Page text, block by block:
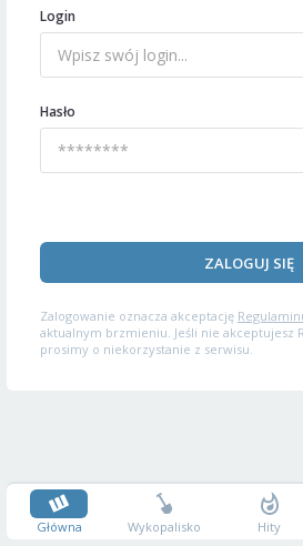
Login
Hasło
ZALOGUJ SIĘ
Zalogowanie oznacza akceptację
aktualnym brzmieniu. Jeśli nie akceptujesz
prosimy o niekorzystanie z serwisu.
Główna Wykopalisko Hity